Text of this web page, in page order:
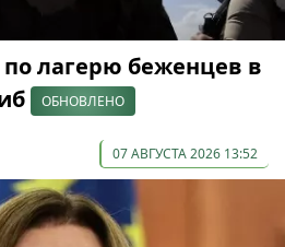
лагерю беженцев в
ОБНОВЛЕНО
07 АВГУСТА 2026 13:52